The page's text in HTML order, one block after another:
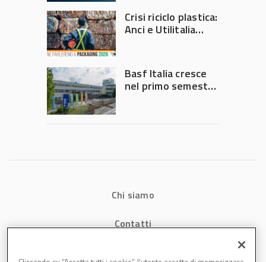
Crisi riciclo plastica:
Anci e Utilitalia
Governo
Basf Italia cresce
nel primo semestre
Chi siamo
Contatti